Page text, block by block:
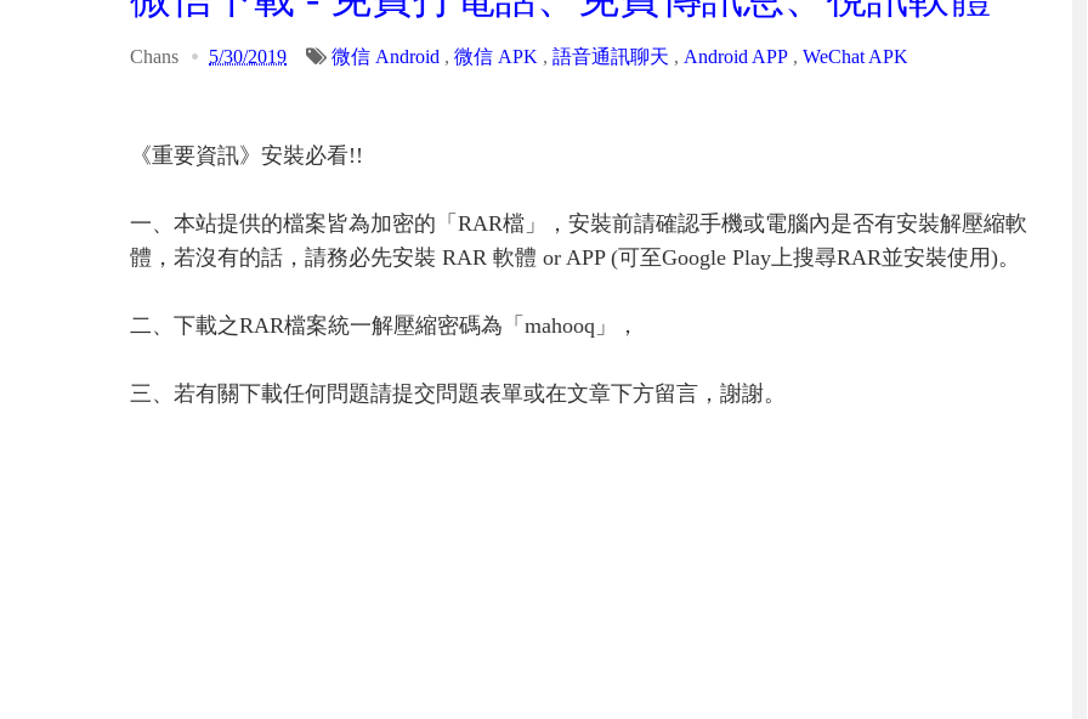
Chans 5/30/2019 微信 Android , 微信 APK , 語音通訊聊天 , Android APP , WeChat APK
《重要資訊》安裝必看!!
一、本站提供的檔案皆為加密的「RAR檔」，安裝前請確認手機或電腦內是否有安裝解壓縮軟
體，若沒有的話，請務必先安裝 RAR 軟體 or APP (可至Google Play上搜尋RAR並安裝使用)。
二、下載之RAR檔案統一解壓縮密碼為「mahooq」，
三、若有關下載任何問題請提交問題表單或在文章下方留言，謝謝。